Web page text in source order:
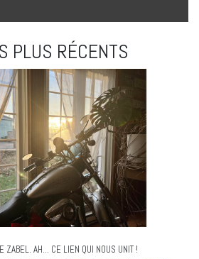
PLUS RÉCENTS
ZABEL. AH… CE LIEN QUI NOUS UNIT !